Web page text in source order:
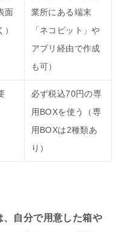
面
業所にある端末
「ネコピット」や
アプリ経由で作成
も可）
必ず税込70円の専
用BOXを使う（専
用BOXは2種類あ
り）
、自分で用意した箱や